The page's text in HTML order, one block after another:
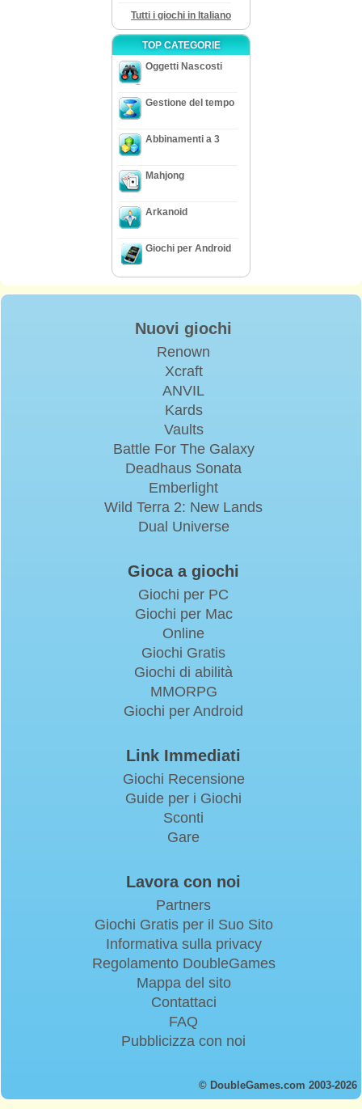
Tutti i giochi in Italiano
TOP CATEGORIE
Oggetti Nascosti
Gestione del tempo
Abbinamenti a 3
Mahjong
Arkanoid
Giochi per Android
Nuovi giochi
Renown
Xcraft
ANVIL
Kards
Vaults
Battle For The Galaxy
Deadhaus Sonata
Emberlight
Wild Terra 2: New Lands
Dual Universe
Gioca a giochi
Giochi per PC
Giochi per Mac
Online
Giochi Gratis
Giochi di abilità
MMORPG
Giochi per Android
Link Immediati
Giochi Recensione
Guide per i Giochi
Sconti
Gare
Lavora con noi
Partners
Giochi Gratis per il Suo Sito
Informativa sulla privacy
Regolamento DoubleGames
Mappa del sito
Contattaci
FAQ
Pubblicizza con noi
© DoubleGames.com 2003-2026